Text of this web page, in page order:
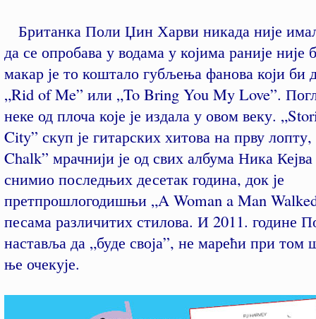
Британка Поли Џин Харви никада није
да се опробава у водама у којима раније није
макар је то коштало губљења фанова који би
„Rid of Me” или „To Bring You My Love”.
неке од плоча које је издала у овом веку.
City” скуп је гитарских хитова на прву
Chalk” мрачнији је од свих албума Ника Кејва
снимио последњих десетак година, док је
претпрошлогодишњи „A Woman a Man
песама различитих стилова. И 2011. године
наставља да „буде своја”, не марећи при том
ње очекује.